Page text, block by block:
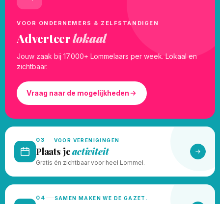
VOOR ONDERNEMERS & ZELFSTANDIGEN
Adverteerlokaal
Jouw zaak bij 17.000+ Lommelaars per week. Lokaal en
zichtbaar.
Vraag naar de mogelijkheden
03 VOOR VERENIGINGEN
Plaats jeactiviteit
Gratis én zichtbaar voor heel Lommel.
04 SAMEN MAKEN WE DE GAZET.